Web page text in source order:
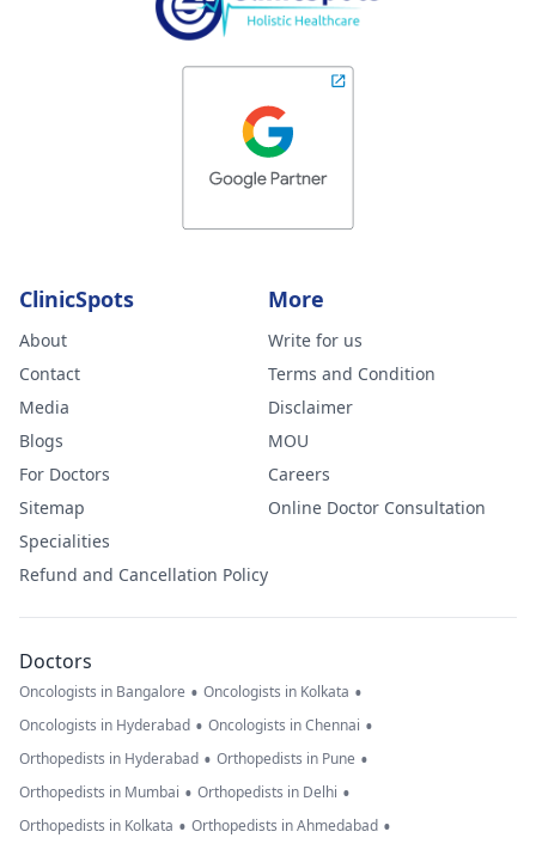
ClinicSpots
About
Contact
Media
Blogs
For Doctors
Sitemap
Specialities
Refund and Cancellation Policy
More
Write for us
Terms and Condition
Disclaimer
MOU
Careers
Online Doctor Consultation
Doctors
Oncologists in Bangalore • Oncologists in Kolkata •
Oncologists in Hyderabad • Oncologists in Chennai •
Orthopedists in Hyderabad • Orthopedists in Pune •
Orthopedists in Mumbai • Orthopedists in Delhi •
Orthopedists in Kolkata • Orthopedists in Ahmedabad •